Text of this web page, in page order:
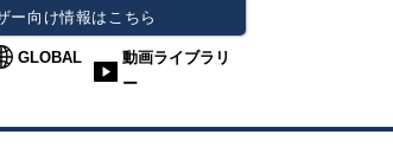
ー向け情報はこちら
GLOBAL
動画ライブラリ
ー